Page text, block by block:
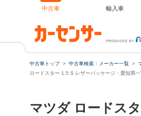
中古車 輸入車
中古車トップ 中古車検索：メーカー一覧
ロードスター 1.5 S レザーパッケージ・愛知県
マツダ ロードス